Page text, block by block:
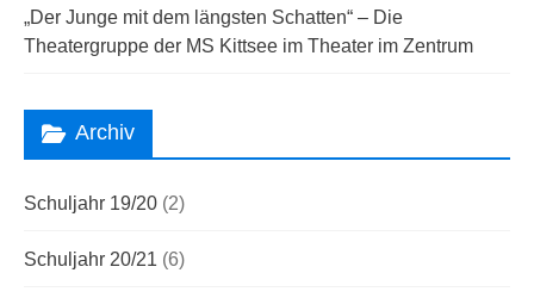
„Der Junge mit dem längsten Schatten“ – Die
Theatergruppe der MS Kittsee im Theater im Zentrum
Archiv
Schuljahr 19/20 (2)
Schuljahr 20/21 (6)